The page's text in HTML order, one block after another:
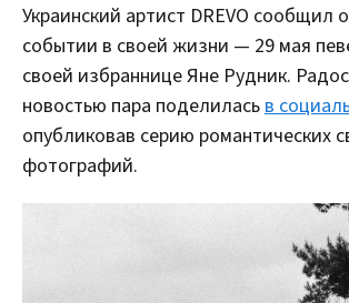
Украинский артист DREVO сообщил
событии в своей жизни — 29 мая
своей избраннице Яне Рудник.
новостью пара поделилась в
опубликовав серию романтических
фотографий.